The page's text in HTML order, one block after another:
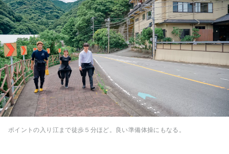
ポイントの入り江まで徒歩５分ほど。良い準備体操にもなる。